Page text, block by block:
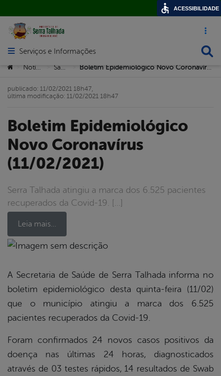
Acesso
Abrir menu principal de navegação
Serviços e Informações
Você está aqui:
> Notícias > >
Boletim Epidemiológico
Novo Coronavírus
(11/02/2021)
Serra Talhada atingiu a marca dos 6.525 pacientes
recuperados da Covid-19. […]
Leia mais…
publicado: 11/02/2021 18h47,
última modificação: 11/02/2021 18h47
A Secretaria de Saúde de Serra Talhada informa no
boletim epidemiológico desta quinta-feira (11/02)
que o município atingiu a marca dos 6.525
pacientes recuperados da Covid-19.
Foram confirmados 24 novos casos positivos da
doença nas últimas 24 horas, diagnosticados
através de 03 testes rápidos, 14 resultados de Swab
ACESSIBILIDADE